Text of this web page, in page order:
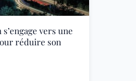
vers une
réduire son